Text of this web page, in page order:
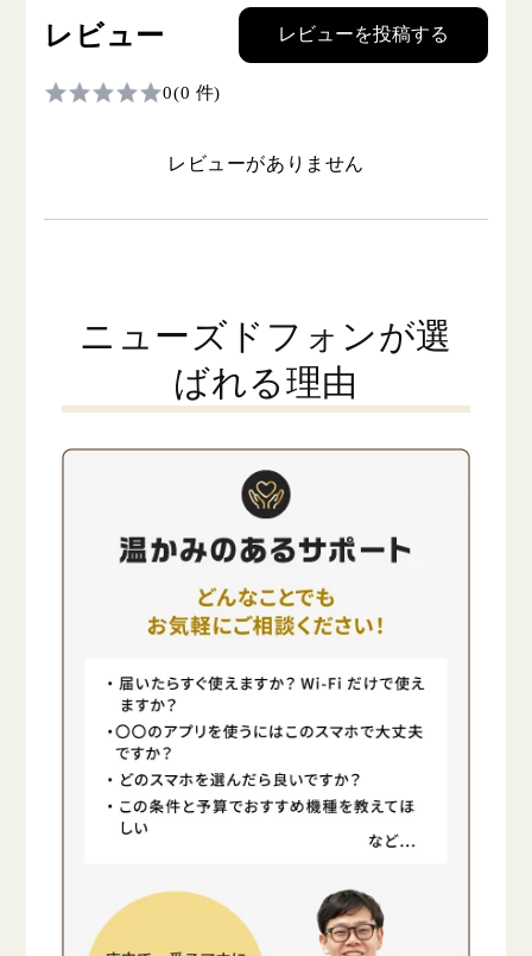
レビュー レビューを投稿する
0(0 件)
レビューがありません
ニューズドフォンが選
ばれる理由